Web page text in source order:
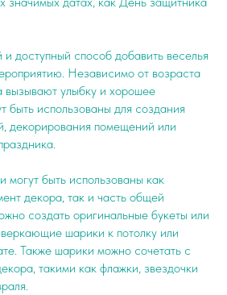
доступный способ добавить веселья
Независимо от возраста
вызывают улыбку и хорошее
быть использованы для создания
декорирования помещений или
быть использованы как
декора, так и часть общей
создать оригинальные букеты или
шарики к потолку или
Также шарики можно сочетать с
такими как флажки, звездочки